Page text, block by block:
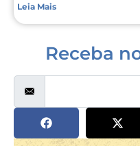
Leia Mais
Receba